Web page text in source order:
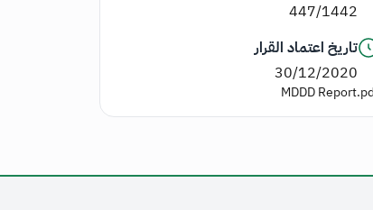
447/1442
تاريخ اعتماد القرار
30/12/2020
MDDD